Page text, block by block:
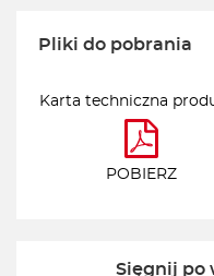
Pliki do pobrania
Karta techniczna
POBIERZ
Sięgnij po